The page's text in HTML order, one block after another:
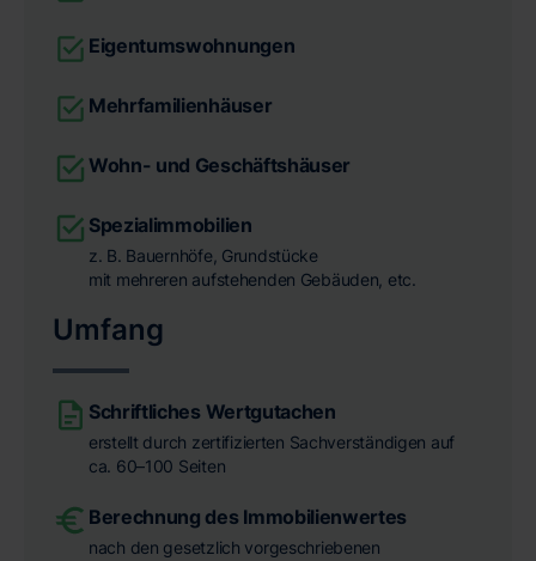
Eigentumswohnungen
Mehrfamilienhäuser
Wohn- und Geschäftshäuser
Spezialimmobilien
z. B. Bauernhöfe, Grundstücke
mit mehreren aufstehenden Gebäuden, etc.
Umfang
Schriftliches Wertgutachen
erstellt durch zertifizierten Sachverständigen auf
ca. 60–100 Seiten
Berechnung des Immobilienwertes
nach den gesetzlich vorgeschriebenen